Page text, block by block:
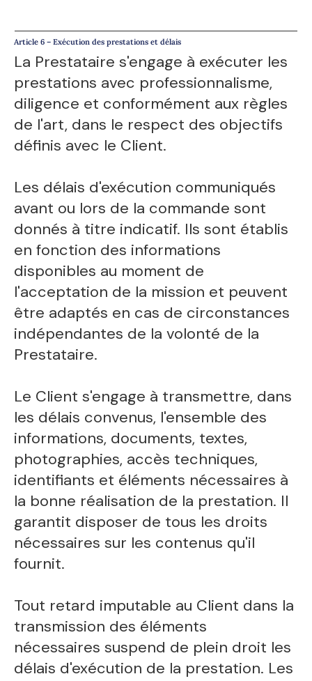
Article 6 – Exécution des prestations et délais
La Prestataire s'engage à exécuter les
prestations avec professionnalisme,
diligence et conformément aux règles
de l'art, dans le respect des objectifs
définis avec le Client.
Les délais d'exécution communiqués
avant ou lors de la commande sont
donnés à titre indicatif. Ils sont établis
en fonction des informations
disponibles au moment de
l'acceptation de la mission et peuvent
être adaptés en cas de circonstances
indépendantes de la volonté de la
Prestataire.
Le Client s'engage à transmettre, dans
les délais convenus, l'ensemble des
informations, documents, textes,
photographies, accès techniques,
identifiants et éléments nécessaires à
la bonne réalisation de la prestation. Il
garantit disposer de tous les droits
nécessaires sur les contenus qu'il
fournit.
Tout retard imputable au Client dans la
transmission des éléments
nécessaires suspend de plein droit les
délais d'exécution de la prestation. Les